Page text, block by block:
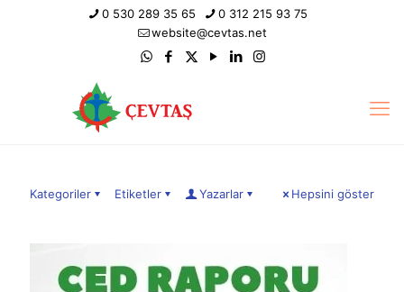
0 530 289 35 65
0 312 215 93 75
website@cevtas.net
Kategoriler Etiketler Yazarlar Hepsini göster